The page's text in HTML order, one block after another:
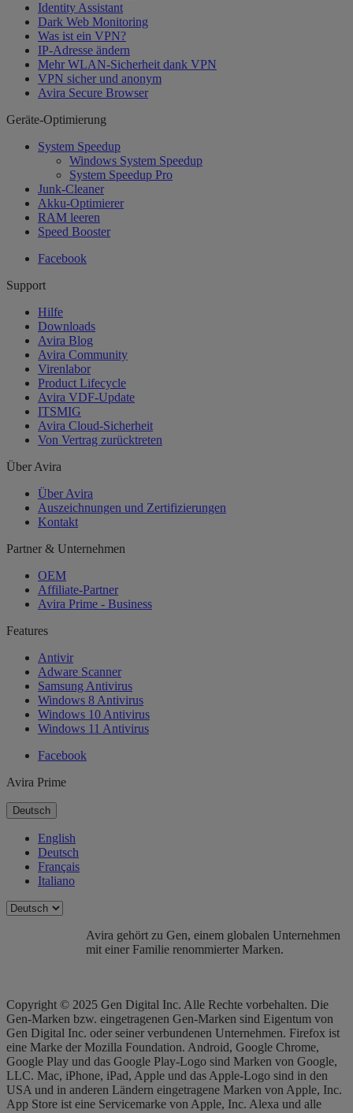
Identity Assistant
Dark Web Monitoring
Was ist ein VPN?
IP-Adresse ändern
Mehr WLAN-Sicherheit dank VPN
VPN sicher und anonym
Avira Secure Browser
Geräte-Optimierung
System Speedup
Windows System Speedup
System Speedup Pro
Junk-Cleaner
Akku-Optimierer
RAM leeren
Speed Booster
Facebook
Support
Hilfe
Downloads
Avira Blog
Avira Community
Virenlabor
Product Lifecycle
Avira VDF-Update
ITSMIG
Avira Cloud-Sicherheit
Von Vertrag zurücktreten
Über Avira
Über Avira
Auszeichnungen und Zertifizierungen
Kontakt
Partner & Unternehmen
OEM
Affiliate-Partner
Avira Prime - Business
Features
Antivir
Adware Scanner
Samsung Antivirus
Windows 8 Antivirus
Windows 10 Antivirus
Windows 11 Antivirus
Facebook
Avira Prime
Deutsch
English
Deutsch
Français
Italiano
Avira gehört zu Gen, einem globalen Unternehmen
mit einer Familie renommierter Marken.
Copyright © 2025 Gen Digital Inc. Alle Rechte vorbehalten. Die
Gen-Marken bzw. eingetragenen Gen-Marken sind Eigentum von
Gen Digital Inc. oder seiner verbundenen Unternehmen. Firefox ist
eine Marke der Mozilla Foundation. Android, Google Chrome,
Google Play und das Google Play-Logo sind Marken von Google,
LLC. Mac, iPhone, iPad, Apple und das Apple-Logo sind in den
USA und in anderen Ländern eingetragene Marken von Apple, Inc.
App Store ist eine Servicemarke von Apple, Inc. Alexa und alle